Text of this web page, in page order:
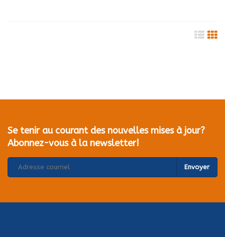
Se tenir au courant des nouvelles mises à jour?
Abonnez-vous à la newsletter!
Envoyer